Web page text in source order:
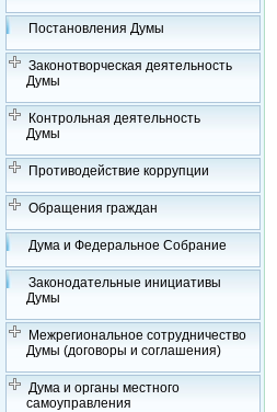
Постановления Думы
Законотворческая деятельность
Думы
Контрольная деятельность
Думы
Противодействие коррупции
Обращения граждан
Дума и Федеральное Собрание
Законодательные инициативы
Думы
Межрегиональное сотрудничество
Думы (договоры и соглашения)
Дума и органы местного
самоуправления